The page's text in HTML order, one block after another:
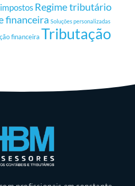
Regime tributário
financeira Soluções personalizadas
financeira Tributação